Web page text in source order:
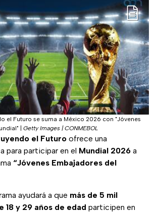
el Futuro se suma a México 2026 con "Jóvenes
Getty Images | CONMEBOL
el Futuro ofrece una
para participar en el Mundial 2026 a
“Jóvenes Embajadores del
ayudará a que más de 5 mil
18 y 29 años de edad participen en